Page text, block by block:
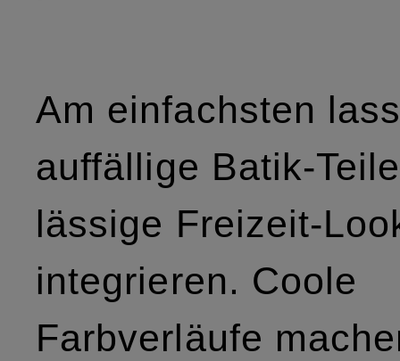
Am einfachsten
auffällige Batik-
lässige Freizeit-
integrieren. Coole
Farbverläufe